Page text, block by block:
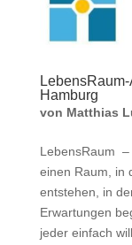
Hamburg
von Matthias
LebensRaum –
einen Raum, in
entstehen, in
Erwartungen
jeder einfach